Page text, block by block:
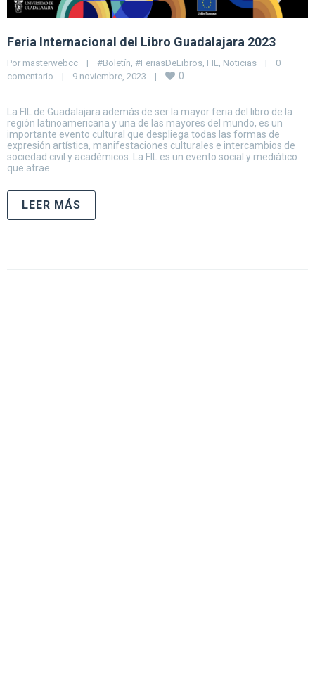
Feria Internacional del Libro Guadalajara 2023
Por masterwebcc | #Boletín #FeriasDeLibros FIL Noticias |
0
comentario
| 9 noviembre, 2023 | 0
La FIL de Guadalajara además de ser la mayor feria del libro de la
región latinoamericana y una de las mayores del mundo, es un
importante evento cultural que despliega todas las formas de
expresión artística, manifestaciones culturales e intercambios de
sociedad civil y académicos. La FIL es un evento social y mediático
que atrae
LEER MÁS